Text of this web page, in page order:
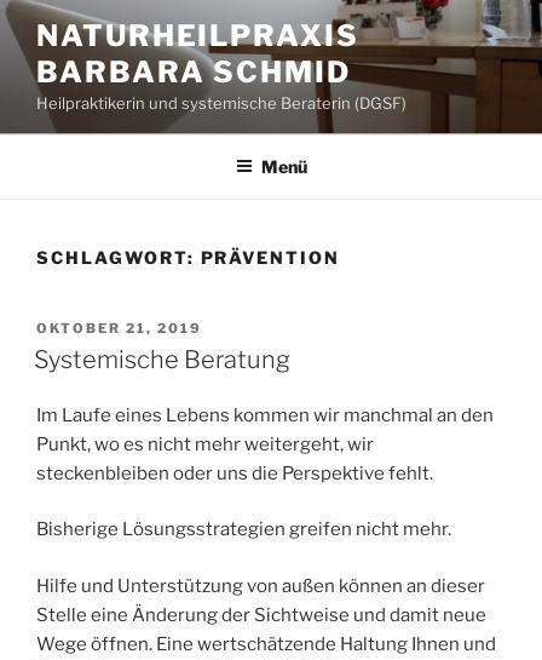
Zum
Inhalt
springen
NATURHEILPRAXIS
BARBARA SCHMID
Heilpraktikerin und systemische Beraterin (DGSF)
Menü
SCHLAGWORT: PRÄVENTION
VERÖFFENTLICHT
AM
OKTOBER 21, 2019
Systemische Beratung
Im Laufe eines Lebens kommen wir manchmal an den
Punkt, wo es nicht mehr weitergeht, wir
steckenbleiben oder uns die Perspektive fehlt.
Bisherige Lösungsstrategien greifen nicht mehr.
Hilfe und Unterstützung von außen können an dieser
Stelle eine Änderung der Sichtweise und damit neue
Wege öffnen. Eine wertschätzende Haltung Ihnen und